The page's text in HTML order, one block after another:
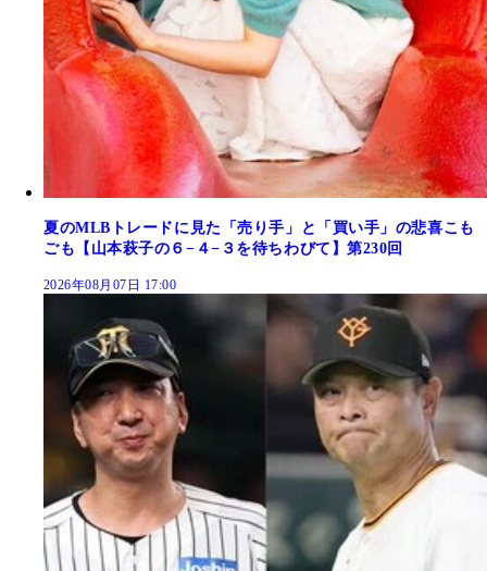
夏のMLBトレードに見た「売り手」と「買い手」の悲喜こも
ごも【山本萩子の６−４−３を待ちわびて】第230回
2026年08月07日 17:00